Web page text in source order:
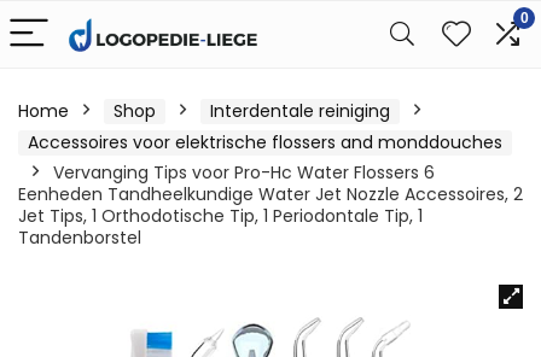
0
Home Shop
Interdentale reiniging
Accessoires voor elektrische flossers and monddouches
Vervanging Tips voor Pro-Hc Water Flossers 6
Eenheden Tandheelkundige Water Jet Nozzle Accessoires, 2
Jet Tips, 1 Orthodotische Tip, 1 Periodontale Tip, 1
Tandenborstel